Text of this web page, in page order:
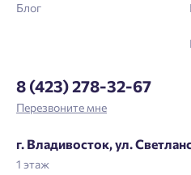
Блог
8 (423) 278-32-67
Перезвоните мне
г. Владивосток, ул.
1 этаж